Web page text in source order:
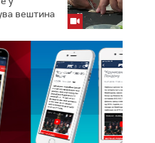
вештина